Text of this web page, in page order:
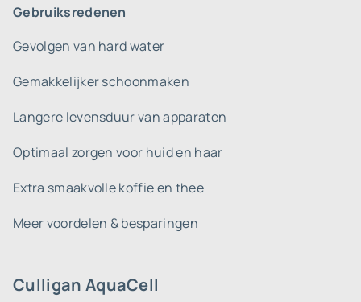
Culligan AquaCell
Gebruiksredenen
Gevolgen van hard water
Gemakkelijker schoonmaken
Langere levensduur van apparaten
Optimaal zorgen voor huid en haar
Extra smaakvolle koffie en thee
Meer voordelen & besparingen